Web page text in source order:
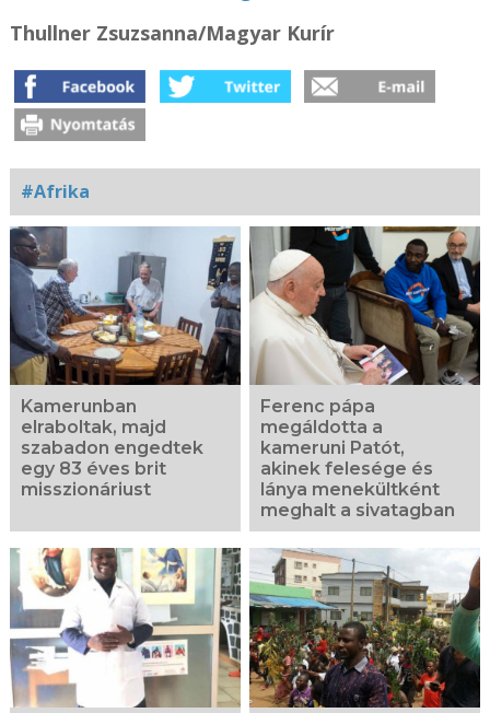
Thullner Zsuzsanna/Magyar Kurír
#Afrika
Kapcsolódó
fotógaléria
Kamerunban
elraboltak, majd
szabadon engedtek
egy 83 éves brit
misszionáriust
Ferenc pápa
megáldotta a
kameruni Patót,
akinek felesége és
lánya menekültként
meghalt a sivatagban